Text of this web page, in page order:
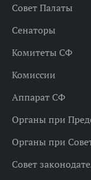
Совет Палаты
Сенаторы
Комитеты СФ
Комиссии
Аппарат СФ
Органы при
Органы при
Совет